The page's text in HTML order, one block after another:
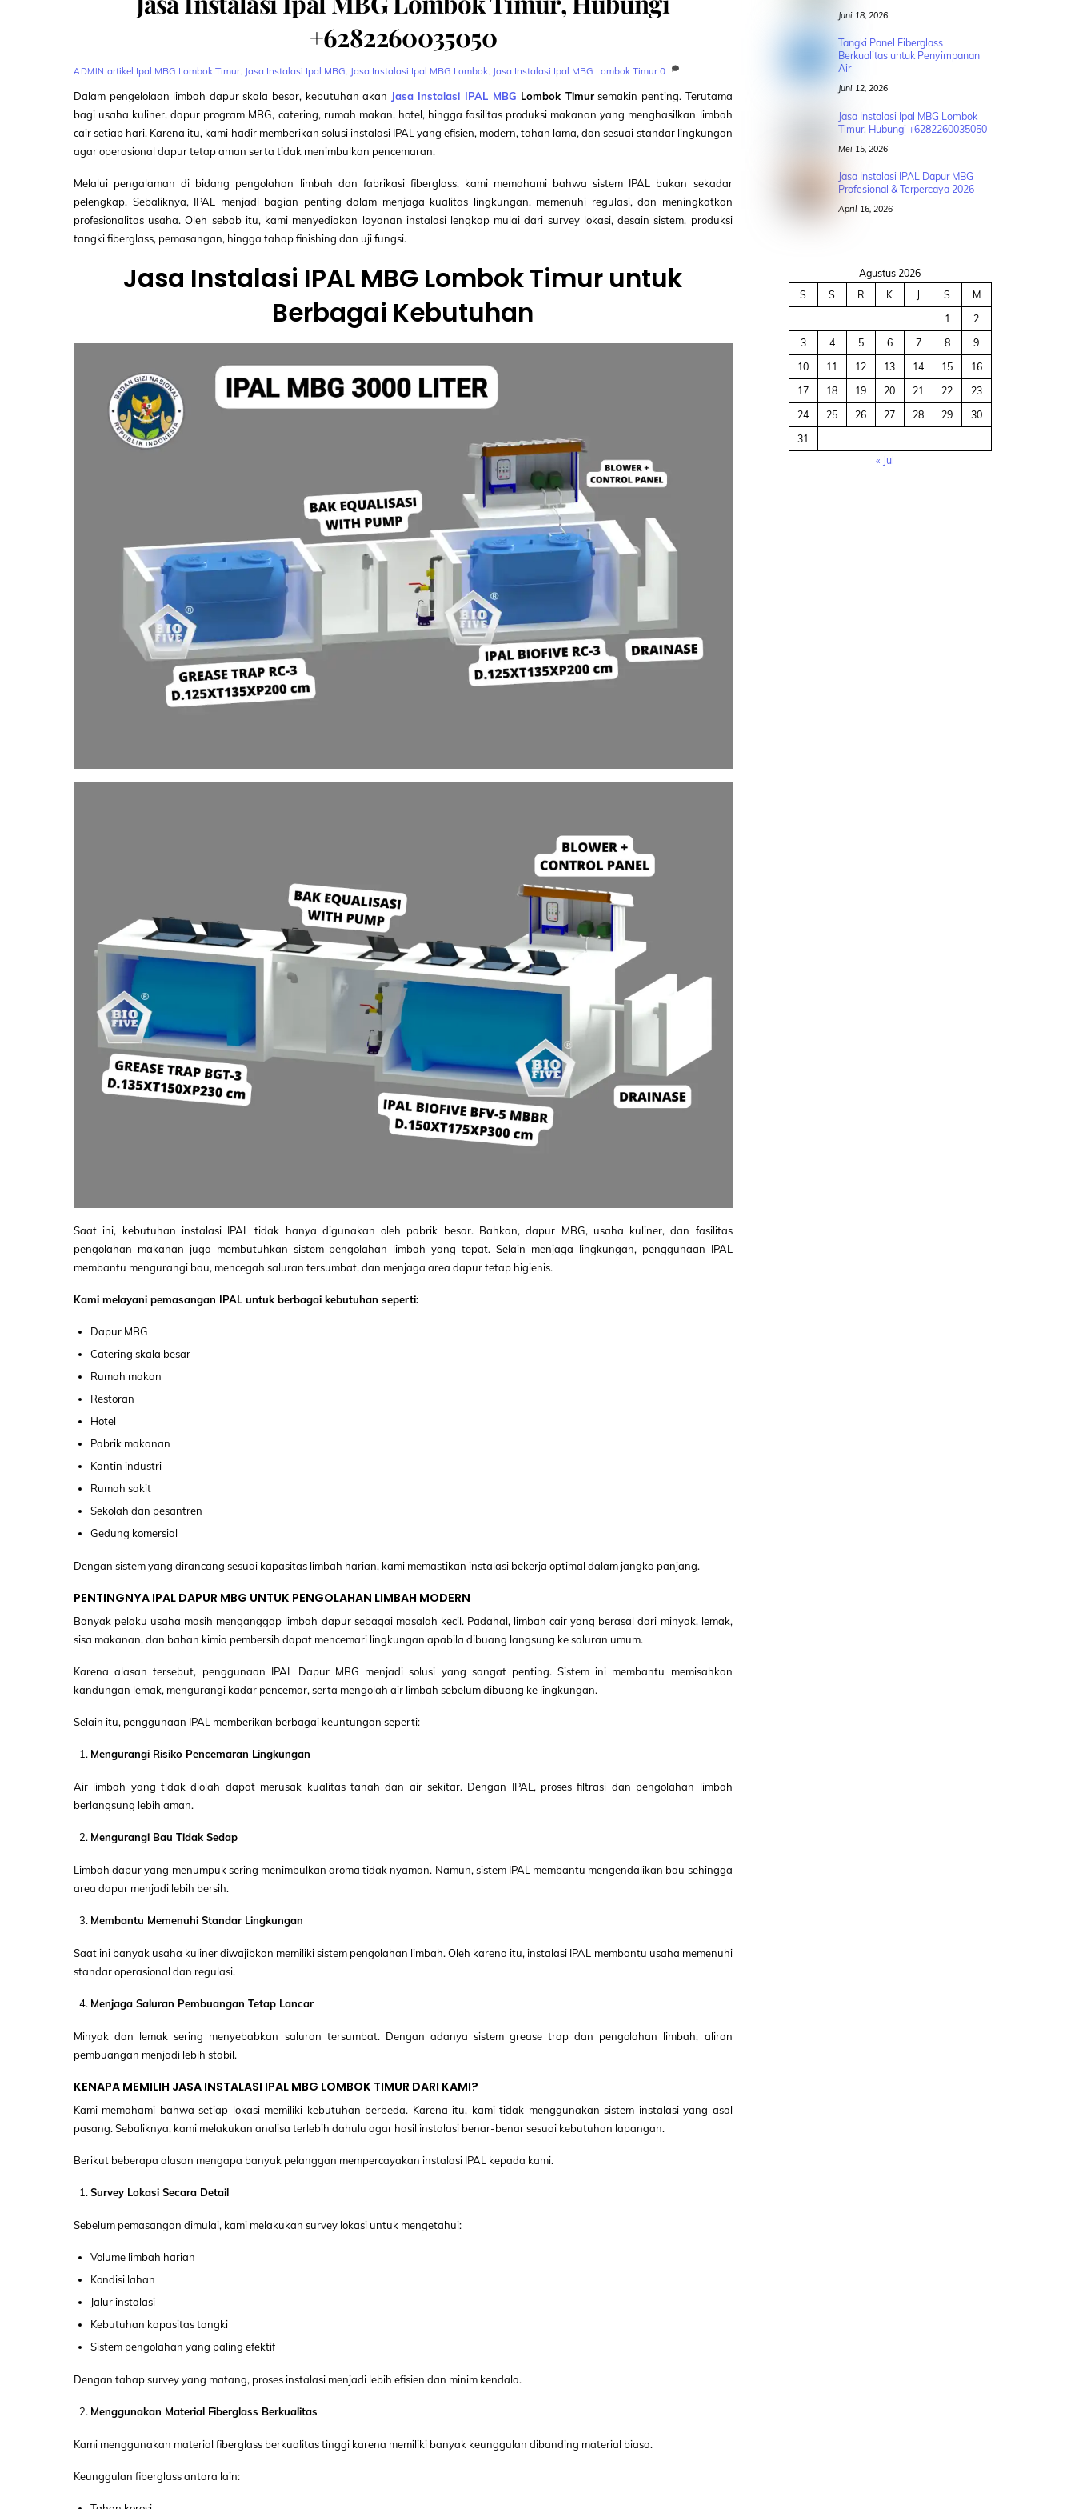
+6282260035050
ADMIN artikel Ipal MBG Lombok Timur, Jasa Instalasi Ipal MBG Jasa Instalasi Ipal MBG Lombok, Jasa Instalasi Ipal MBG Lombok Timur 0
Dalam pengelolaan limbah dapur skala besar, kebutuhan akan Jasa Instalasi IPAL MBG Lombok Timursemakin penting. Terutama
bagi usaha kuliner, dapur program MBG, catering, rumah makan, hotel, hingga fasilitas produksi makanan yang menghasilkan limbah
cair setiap hari. Karena itu, kami hadir memberikan solusi instalasi IPAL yang efisien, modern, tahan lama, dan sesuai standar lingkungan
agar operasional dapur tetap aman serta tidak menimbulkan pencemaran.
Melalui pengalaman di bidang pengolahan limbah dan fabrikasi fiberglass, kami memahami bahwa sistem IPAL bukan sekadar
pelengkap. Sebaliknya, IPAL menjadi bagian penting dalam menjaga kualitas lingkungan, memenuhi regulasi, dan meningkatkan
profesionalitas usaha. Oleh sebab itu, kami menyediakan layanan instalasi lengkap mulai dari survey lokasi, desain sistem, produksi
tangki fiberglass, pemasangan, hingga tahap finishing dan uji fungsi.
Jasa Instalasi IPAL MBG Lombok Timur untuk
Berbagai Kebutuhan
Saat ini, kebutuhan instalasi IPAL tidak hanya digunakan oleh pabrik besar. Bahkan, dapur MBG, usaha kuliner, dan fasilitas
pengolahan makanan juga membutuhkan sistem pengolahan limbah yang tepat. Selain menjaga lingkungan, penggunaan IPAL
membantu mengurangi bau, mencegah saluran tersumbat, dan menjaga area dapur tetap higienis.
Kami melayani pemasangan IPAL untuk berbagai kebutuhan seperti:
Dapur MBG
Catering skala besar
Rumah makan
Restoran
Hotel
Pabrik makanan
Kantin industri
Rumah sakit
Sekolah dan pesantren
Gedung komersial
Dengan sistem yang dirancang sesuai kapasitas limbah harian, kami memastikan instalasi bekerja optimal dalam jangka panjang.
PENTINGNYA IPAL DAPUR MBG UNTUK PENGOLAHAN LIMBAH MODERN
Banyak pelaku usaha masih menganggap limbah dapur sebagai masalah kecil. Padahal, limbah cair yang berasal dari minyak, lemak,
sisa makanan, dan bahan kimia pembersih dapat mencemari lingkungan apabila dibuang langsung ke saluran umum.
Karena alasan tersebut, penggunaan IPAL Dapur MBG menjadi solusi yang sangat penting. Sistem ini membantu memisahkan
kandungan lemak, mengurangi kadar pencemar, serta mengolah air limbah sebelum dibuang ke lingkungan.
Selain itu, penggunaan IPAL memberikan berbagai keuntungan seperti:
Mengurangi Risiko Pencemaran Lingkungan
Air limbah yang tidak diolah dapat merusak kualitas tanah dan air sekitar. Dengan IPAL, proses filtrasi dan pengolahan limbah
berlangsung lebih aman.
Mengurangi Bau Tidak Sedap
Limbah dapur yang menumpuk sering menimbulkan aroma tidak nyaman. Namun, sistem IPAL membantu mengendalikan bau sehingga
area dapur menjadi lebih bersih.
Membantu Memenuhi Standar Lingkungan
Saat ini banyak usaha kuliner diwajibkan memiliki sistem pengolahan limbah. Oleh karena itu, instalasi IPAL membantu usaha memenuhi
standar operasional dan regulasi.
Menjaga Saluran Pembuangan Tetap Lancar
Minyak dan lemak sering menyebabkan saluran tersumbat. Dengan adanya sistem grease trap dan pengolahan limbah, aliran
pembuangan menjadi lebih stabil.
KENAPA MEMILIH JASA INSTALASI IPAL MBG LOMBOK TIMUR DARI KAMI?
Kami memahami bahwa setiap lokasi memiliki kebutuhan berbeda. Karena itu, kami tidak menggunakan sistem instalasi yang asal
pasang. Sebaliknya, kami melakukan analisa terlebih dahulu agar hasil instalasi benar-benar sesuai kebutuhan lapangan.
Berikut beberapa alasan mengapa banyak pelanggan mempercayakan instalasi IPAL kepada kami.
Survey Lokasi Secara Detail
Sebelum pemasangan dimulai, kami melakukan survey lokasi untuk mengetahui:
Volume limbah harian
Kondisi lahan
Jalur instalasi
Kebutuhan kapasitas tangki
Sistem pengolahan yang paling efektif
Dengan tahap survey yang matang, proses instalasi menjadi lebih efisien dan minim kendala.
Menggunakan Material Fiberglass Berkualitas
Kami menggunakan material fiberglass berkualitas tinggi karena memiliki banyak keunggulan dibanding material biasa.
Keunggulan fiberglass antara lain:
Juni 18, 2026
Tangki Panel Fiberglass
Berkualitas untuk Penyimpanan
Air
Juni 12, 2026
Jasa Instalasi Ipal MBG Lombok
Timur, Hubungi +6282260035050
Mei 15, 2026
Jasa Instalasi IPAL Dapur MBG
Profesional & Terpercaya 2026
April 16, 2026
Agustus 2026
S
S R K J S
M
1
2
3
4 5 6 7 8
9
10
11 12 13 14 15
16
17
18 19 20 21 22
23
24
25 26 27 28 29
30
31
« Jul